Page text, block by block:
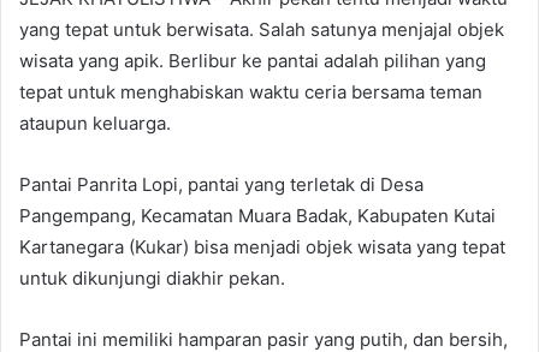
yang tepat untuk berwisata. Salah satunya menjajal objek
wisata yang apik. Berlibur ke pantai adalah pilihan yang
tepat untuk menghabiskan waktu ceria bersama teman
ataupun keluarga.
Pantai Panrita Lopi, pantai yang terletak di Desa
Pangempang, Kecamatan Muara Badak, Kabupaten Kutai
Kartanegara (Kukar) bisa menjadi objek wisata yang tepat
untuk dikunjungi diakhir pekan.
Pantai ini memiliki hamparan pasir yang putih, dan bersih,